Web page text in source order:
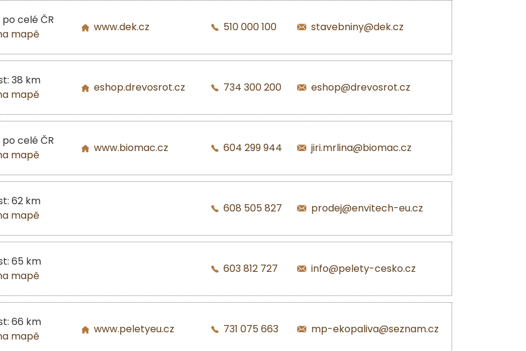
celé ČR
mapě
www.dek.cz 510 000 100 stavebniny@dek.cz
38 km
mapě
eshop.drevosrot.cz 734 300 200 eshop@drevosrot.cz
celé ČR
mapě
www.biomac.cz 604 299 944 jiri.mrlina@biomac.cz
62 km
mapě
608 505 827 prodej@envitech-eu.cz
65 km
mapě
603 812 727 info@pelety-cesko.cz
66 km
mapě
www.peletyeu.cz 731 075 663 mp-ekopaliva@seznam.cz